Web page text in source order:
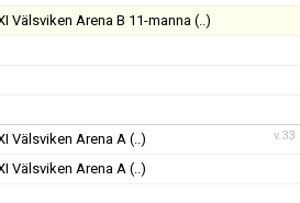
Välsviken Arena B 11-manna (..)
v.33
Välsviken Arena A (..)
Välsviken Arena A (..)